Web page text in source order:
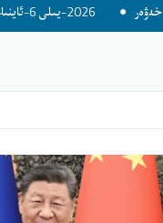
2026-يىلى 6-ئاينىڭ 1-كۈنىدىكى مۇھىم خەۋەر